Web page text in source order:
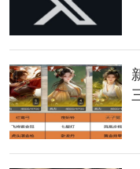
希望这篇兑换码大全